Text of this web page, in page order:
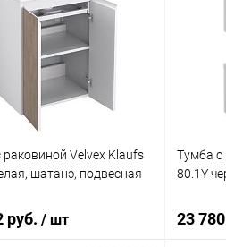
в 1 клик Сравнение
Под заказ В
раковиной Velvex Klaufs
шатанэ, подвесная
руб. / шт
Тумба с
80.1Y
23